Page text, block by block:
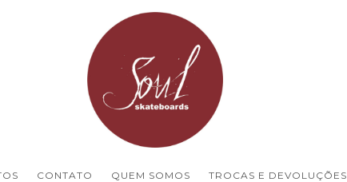
CONTATO QUEM SOMOS TROCAS E DEVOLUÇÕES